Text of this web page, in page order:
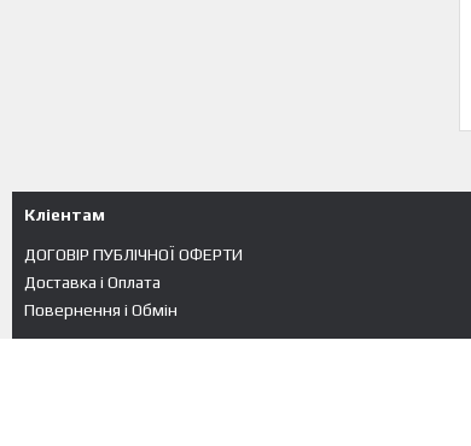
Кліентам
ДОГОВІР ПУБЛІЧНОЇ ОФЕРТИ
Доставка і Оплата
Повернення і Обмін